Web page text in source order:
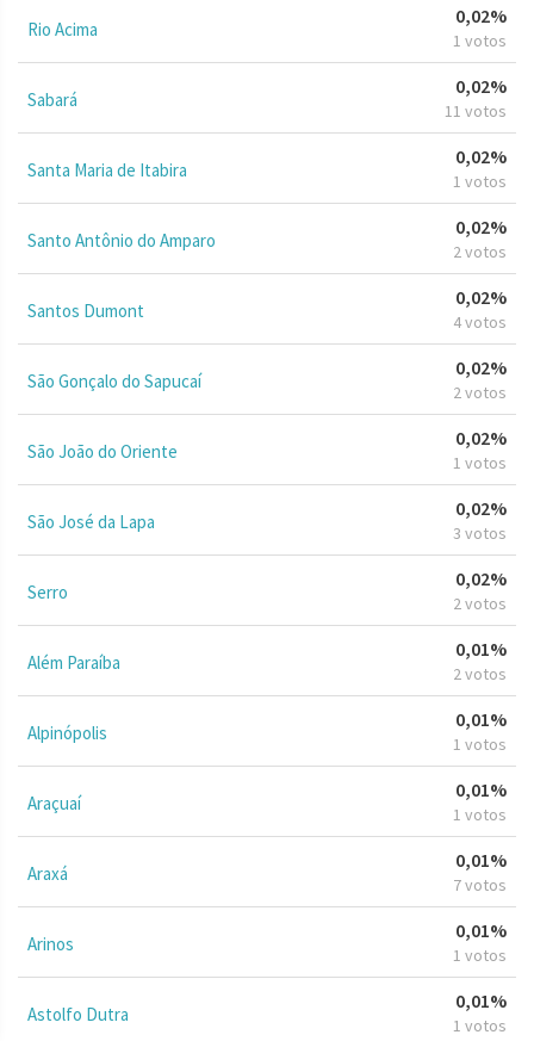
Rio Acima
0,02%
1 votos
Sabará
0,02%
11 votos
Santa Maria de Itabira
0,02%
1 votos
Santo Antônio do Amparo
0,02%
2 votos
Santos Dumont
0,02%
4 votos
São Gonçalo do Sapucaí
0,02%
2 votos
São João do Oriente
0,02%
1 votos
São José da Lapa
0,02%
3 votos
Serro
0,02%
2 votos
Além Paraíba
0,01%
2 votos
Alpinópolis
0,01%
1 votos
Araçuaí
0,01%
1 votos
Araxá
0,01%
7 votos
Arinos
0,01%
1 votos
Astolfo Dutra
0,01%
1 votos